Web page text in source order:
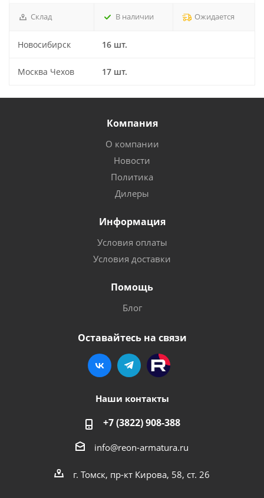
Склад В наличии Ожидается
Новосибирск 16 шт.
Москва Чехов 17 шт.
Компания
О компании
Новости
Политика
Дилеры
Информация
Условия оплаты
Условия доставки
Помощь
Блог
Оставайтесь на связи
Наши контакты
+7 (3822) 908-388
info@reon-armatura.ru
г. Томск, пр-кт Кирова, 58, ст. 26